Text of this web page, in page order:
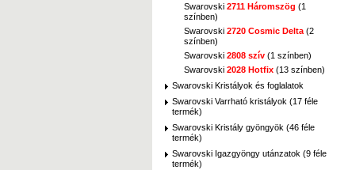
Swarovski 2711 Háromszög (1
színben)
Swarovski 2720 Cosmic Delta (2
színben)
Swarovski 2808 szív (1 színben)
Swarovski 2028 Hotfix (13 színben)
Swarovski Kristályok és foglalatok
Swarovski Varrható kristályok (17 féle
termék)
Swarovski Kristály gyöngyök (46 féle
termék)
Swarovski Igazgyöngy utánzatok (9 féle
termék)